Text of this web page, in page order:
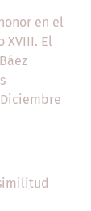
en el
XVIII. El